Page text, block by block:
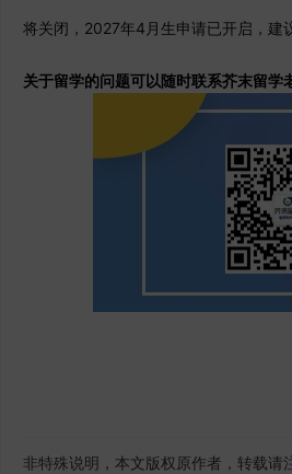
将关闭，2027年4月生申请已开启，建
关于留学的问题可以随时联系芥末留学
非特殊说明，本文版权原作者，转载请